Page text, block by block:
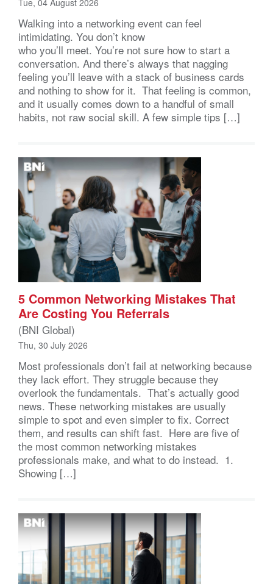
Tue, 04 August 2026
Walking into a networking event can feel
intimidating. You don’t know
who you’ll meet. You’re not sure how to start a
conversation. And there’s always that nagging
feeling you’ll leave with a stack of business cards
and nothing to show for it. That feeling is common,
and it usually comes down to a handful of small
habits, not raw social skill. A few simple tips […]
5 Common Networking Mistakes That
Are Costing You Referrals
(BNI Global)
Thu, 30 July 2026
Most professionals don’t fail at networking because
they lack effort. They struggle because they
overlook the fundamentals. That’s actually good
news. These networking mistakes are usually
simple to spot and even simpler to fix. Correct
them, and results can shift fast. Here are five of
the most common networking mistakes
professionals make, and what to do instead. 1.
Showing […]